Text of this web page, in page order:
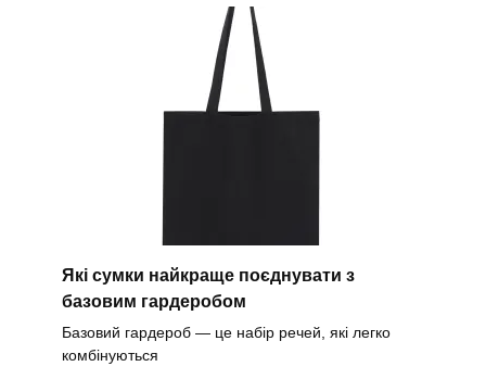
Які сумки найкраще поєднувати з
базовим гардеробом
Базовий гардероб — це набір речей, які легко
комбінуються